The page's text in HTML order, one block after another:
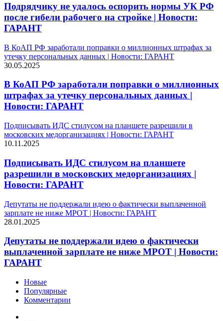
Подрядчику не удалось оспорить нормы УК РФ
после гибели рабочего на стройке | Новости:
ГАРАНТ
В КоАП РФ заработали поправки о миллионных штрафах за
утечку персональных данных | Новости: ГАРАНТ
30.05.2025
В КоАП РФ заработали поправки о миллионных
штрафах за утечку персональных данных |
Новости: ГАРАНТ
Подписывать ИДС стилусом на планшете разрешили в
московских медорганизациях | Новости: ГАРАНТ
10.11.2025
Подписывать ИДС стилусом на планшете
разрешили в московских медорганизациях |
Новости: ГАРАНТ
Депутаты не поддержали идею о фактически выплаченной
зарплате не ниже МРОТ | Новости: ГАРАНТ
28.01.2025
Депутаты не поддержали идею о фактически
выплаченной зарплате не ниже МРОТ | Новости:
ГАРАНТ
Новые
Популярные
Комментарии